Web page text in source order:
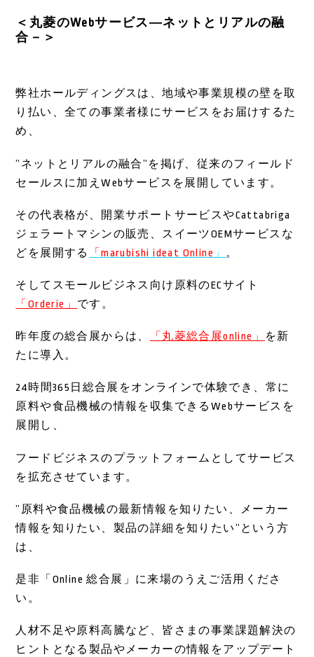
＜丸菱のWebサービス―ネットとリアルの融
合－＞
弊社ホールディングスは、地域や事業規模の壁を取
り払い、全ての事業者様にサービスをお届けするた
め、
”ネットとリアルの融合”を掲げ、従来のフィールド
セールスに加えWebサービスを展開しています。
その代表格が、開業サポートサービスやCattabriga
ジェラートマシンの販売、スイーツOEMサービスな
どを展開する
「marubishi ideat Online 」 。
そしてスモールビジネス向け原料のECサイト
「Orderie」 です。
昨年度の総合展からは、 「丸菱総合展online」
を新
たに導入。
24時間365日総合展をオンラインで体験でき、常に
原料や食品機械の情報を収集できるWebサービスを
展開し、
フードビジネスのプラットフォームとしてサービス
を拡充させています。
”原料や食品機械の最新情報を知りたい、メーカー
情報を知りたい、製品の詳細を知りたい”という方
は、
是非「Online 総合展」に来場のうえご活用くださ
い。
人材不足や原料高騰など、皆さまの事業課題解決の
ヒントとなる製品やメーカーの情報をアップデート